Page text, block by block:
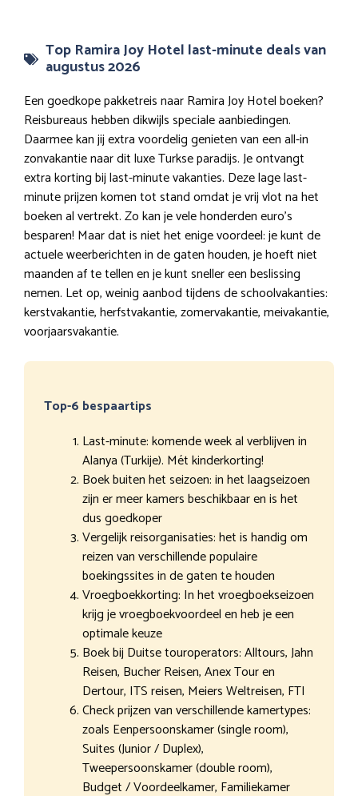
Top Ramira Joy Hotel last-minute deals van
augustus 2026
Een goedkope pakketreis naar Ramira Joy Hotel boeken?
Reisbureaus hebben dikwijls speciale aanbiedingen.
Daarmee kan jij extra voordelig genieten van een all-in
zonvakantie naar dit luxe Turkse paradijs. Je ontvangt
extra korting bij last-minute vakanties. Deze lage last-
minute prijzen komen tot stand omdat je vrij vlot na het
boeken al vertrekt. Zo kan je vele honderden euro’s
besparen! Maar dat is niet het enige voordeel: je kunt de
actuele weerberichten in de gaten houden, je hoeft niet
maanden af te tellen en je kunt sneller een beslissing
nemen. Let op, weinig aanbod tijdens de schoolvakanties:
kerstvakantie, herfstvakantie, zomervakantie, meivakantie,
voorjaarsvakantie.
Top-6 bespaartips
Last-minute: komende week al verblijven in
Alanya (Turkije). Mét kinderkorting!
Boek buiten het seizoen: in het laagseizoen
zijn er meer kamers beschikbaar en is het
dus goedkoper
Vergelijk reisorganisaties: het is handig om
reizen van verschillende populaire
boekingssites in de gaten te houden
Vroegboekkorting: In het vroegboekseizoen
krijg je vroegboekvoordeel en heb je een
optimale keuze
Boek bij Duitse touroperators: Alltours, Jahn
Reisen, Bucher Reisen, Anex Tour en
Dertour, ITS reisen, Meiers Weltreisen, FTI
Check prijzen van verschillende kamertypes:
zoals Eenpersoonskamer (single room),
Suites (Junior / Duplex),
Tweepersoonskamer (double room),
Budget / Voordeelkamer, Familiekamer